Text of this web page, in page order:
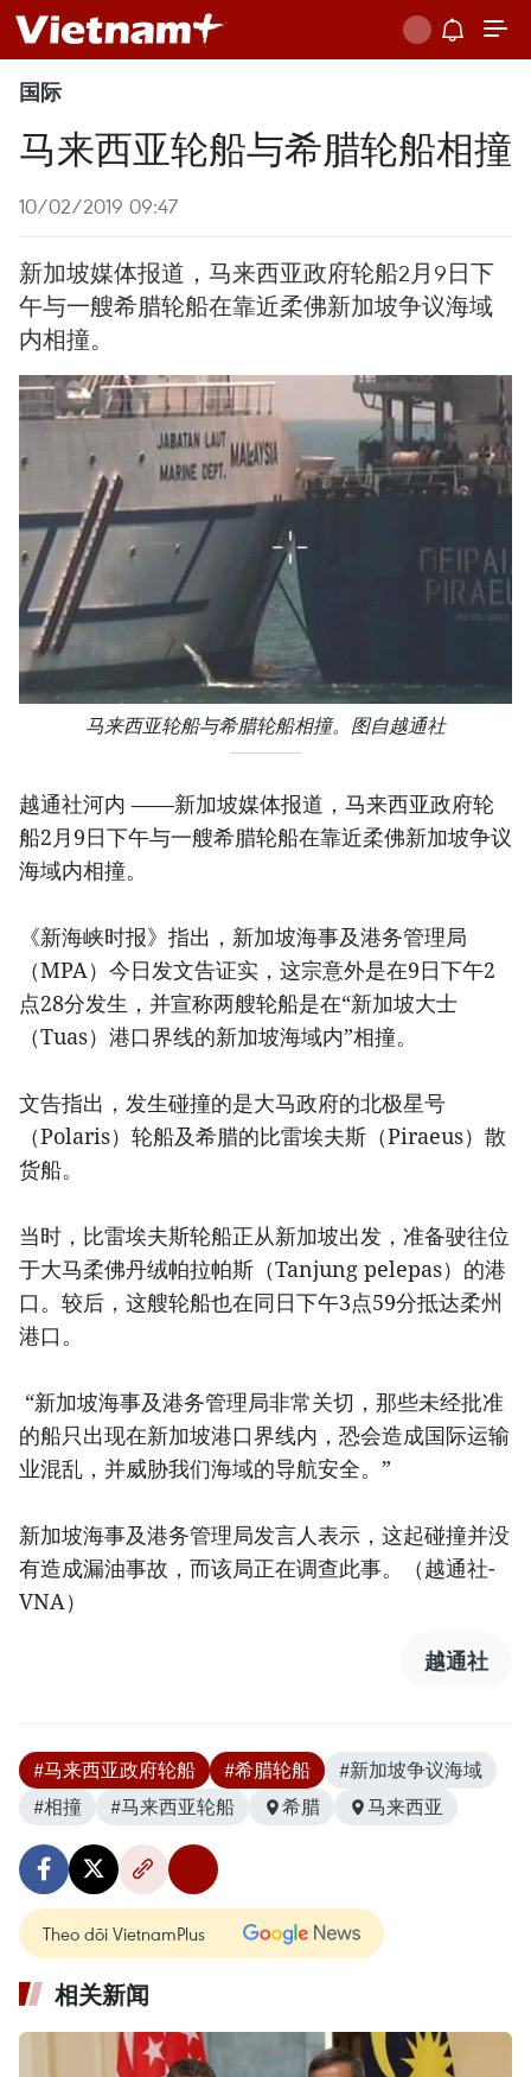
国际
马来西亚轮船与希腊轮船相撞
10/02/2019 09:47
新加坡媒体报道，马来西亚政府轮船2月9日下
午与一艘希腊轮船在靠近柔佛新加坡争议海域
内相撞。
马来西亚轮船与希腊轮船相撞。图自越通社
越通社河内 ——新加坡媒体报道，马来西亚政府轮
船2月9日下午与一艘希腊轮船在靠近柔佛新加坡争议
海域内相撞。
《新海峡时报》指出，新加坡海事及港务管理局
（MPA）今日发文告证实，这宗意外是在9日下午2
点28分发生，并宣称两艘轮船是在“新加坡大士
（Tuas）港口界线的新加坡海域内”相撞。
文告指出，发生碰撞的是大马政府的北极星号
（Polaris）轮船及希腊的比雷埃夫斯（Piraeus）散
货船。
当时，比雷埃夫斯轮船正从新加坡出发，准备驶往位
于大马柔佛丹绒帕拉帕斯（Tanjung pelepas）的港
口。较后，这艘轮船也在同日下午3点59分抵达柔州
港口。
“新加坡海事及港务管理局非常关切，那些未经批准
的船只出现在新加坡港口界线内，恐会造成国际运输
业混乱，并威胁我们海域的导航安全。”
新加坡海事及港务管理局发言人表示，这起碰撞并没
有造成漏油事故，而该局正在调查此事。（越通社-
VNA）
越通社
#马来西亚政府轮船 #希腊轮船
#新加坡争议海域
#相撞
#马来西亚轮船 希腊 马来西亚
Theo dõi VietnamPlus
相关新闻